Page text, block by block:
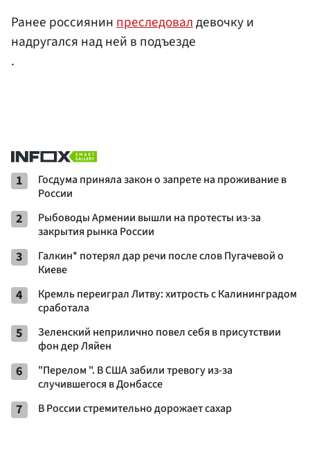
Ранее россиянинпреследовалдевочку и
надругался над ней в подъезде
.
1
Госдума приняла закон о запрете на проживание в
России
2
Рыбоводы Армении вышли на протесты из-за
закрытия рынка России
3
Галкин* потерял дар речи после слов Пугачевой о
Киеве
4
Кремль переиграл Литву: хитрость с Калининградом
сработала
5
Зеленский неприлично повел cебя в присутствии
фон дер Ляйен
6
"Перелом ". В США забили тревогу из-за
случившегося в Донбассе
7 В России стремительно дорожает сахар